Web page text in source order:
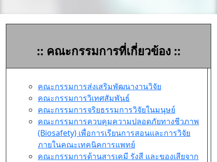
:: คณะกรรมการที่เกี่ยวข้อง ::
คณะกรรมการส่งเสริมพัฒนางานวิจัย
คณะกรรมการวิเทศสัมพันธ์
คณะกรรมการจริยธรรมการวิจัยในมนุษย์
คณะกรรมการควบคุมความปลอดภัยทางชีวภาพ
(Biosafety) เพื่อการเรียนการสอนและการวิจัย
ภายในคณะเทคนิคการแพทย์
คณะกรรมการด้านสารเคมี รังสี และของเสียจาก